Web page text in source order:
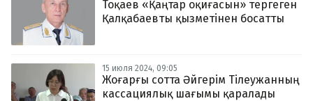
Тоқаев «Қаңтар оқиғасын» тергеген
Қалқабаевты қызметінен босатты
15 июля 2024, 09:05
Жоғарғы сотта Әйгерім Тілеужанның
кассациялық шағымы қаралады